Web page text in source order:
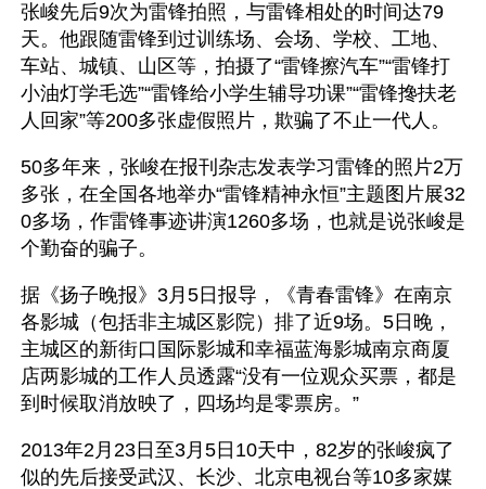
张峻先后9次为雷锋拍照，与雷锋相处的时间达79
天。他跟随雷锋到过训练场、会场、学校、工地、
车站、城镇、山区等，拍摄了“雷锋擦汽车”“雷锋打
小油灯学毛选”“雷锋给小学生辅导功课”“雷锋搀扶老
人回家”等200多张虚假照片，欺骗了不止一代人。
50多年来，张峻在报刊杂志发表学习雷锋的照片2万
多张，在全国各地举办“雷锋精神永恒”主题图片展32
0多场，作雷锋事迹讲演1260多场，也就是说张峻是
个勤奋的骗子。
据《扬子晚报》3月5日报导，《青春雷锋》在南京
各影城（包括非主城区影院）排了近9场。5日晚，
主城区的新街口国际影城和幸福蓝海影城南京商厦
店两影城的工作人员透露“没有一位观众买票，都是
到时候取消放映了，四场均是零票房。”
2013年2月23日至3月5日10天中，82岁的张峻疯了
似的先后接受武汉、长沙、北京电视台等10多家媒